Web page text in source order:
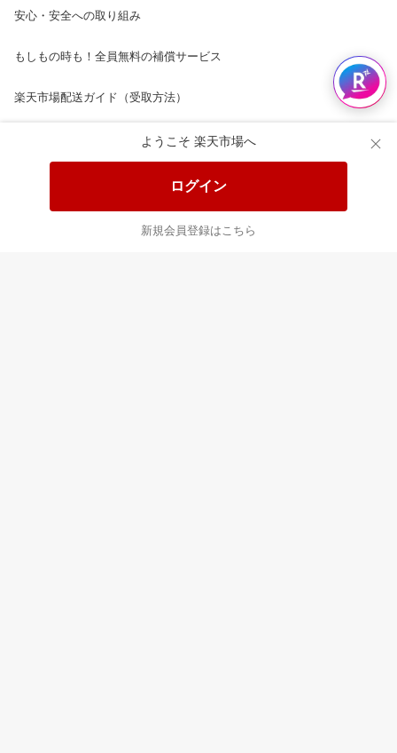
ようこそ 楽天市場へ
ログイン
新規会員登録はこちら
安心・安全への取り組み
もしもの時も！全員無料の補償サービス
楽天市場配送ガイド（受取方法）
楽天にお店を開きませんか？
楽天ショッピングサービスご利用規約